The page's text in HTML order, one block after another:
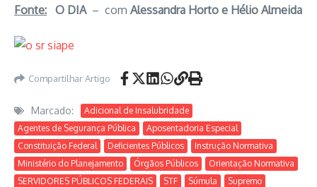
Fonte: O DIA– com Alessandra Horto e Hélio Almeida
Compartilhar Artigo
Marcado:
Adicional de Insalubridade
Agentes de Segurança Pública
Aposentadoria Especial
Constituição Federal
Deficientes Públicos
Instrução Normativa
Ministério do Planejamento
Órgãos Públicos
Orientação Normativa
SERVIDORES PÚBLICOS FEDERAIS
STF Súmula Supremo